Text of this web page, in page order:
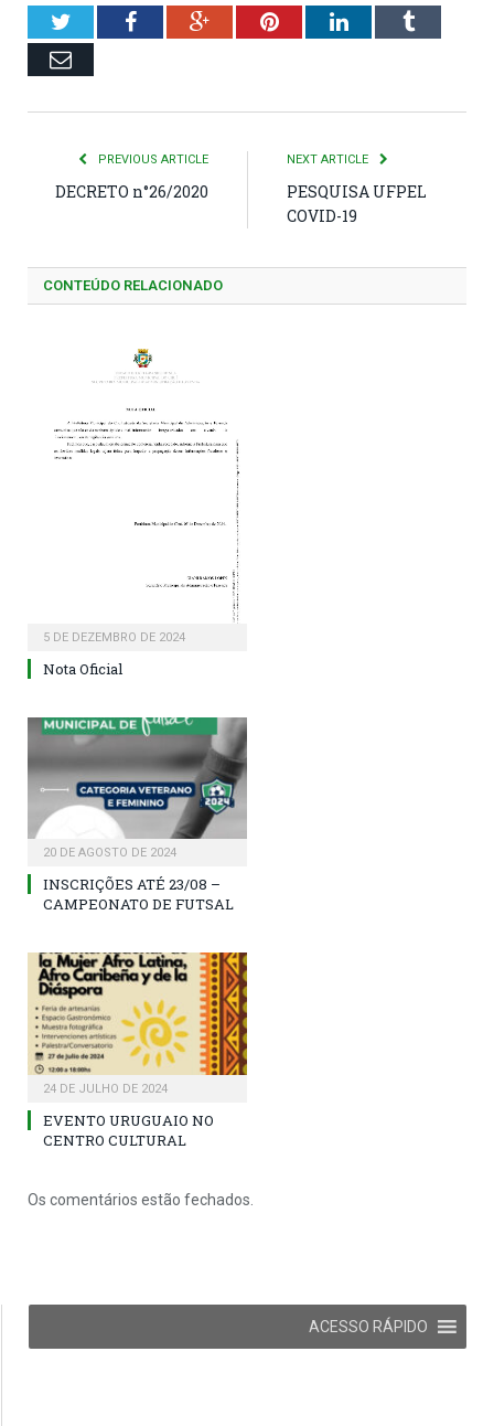
TwitterFacebookGoogle+PinterestLinkedInTumblr
Email
PREVIOUS ARTICLE
DECRETO n°26/2020
NEXT ARTICLE
PESQUISA UFPEL
COVID-19
CONTEÚDO RELACIONADO
5 DE DEZEMBRO DE 2024
Nota Oficial
20 DE AGOSTO DE 2024
INSCRIÇÕES ATÉ 23/08 –
CAMPEONATO DE FUTSAL
24 DE JULHO DE 2024
EVENTO URUGUAIO NO
CENTRO CULTURAL
Os comentários estão fechados.
ACESSO RÁPIDO